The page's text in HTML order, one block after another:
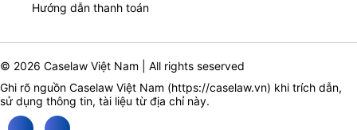
Hướng dẫn thanh toán
© 2026 Caselaw Việt Nam | All rights seserved
Ghi rõ nguồn Caselaw Việt Nam (https://caselaw.vn) khi trích dẫn,
sử dụng thông tin, tài liệu từ địa chỉ này.